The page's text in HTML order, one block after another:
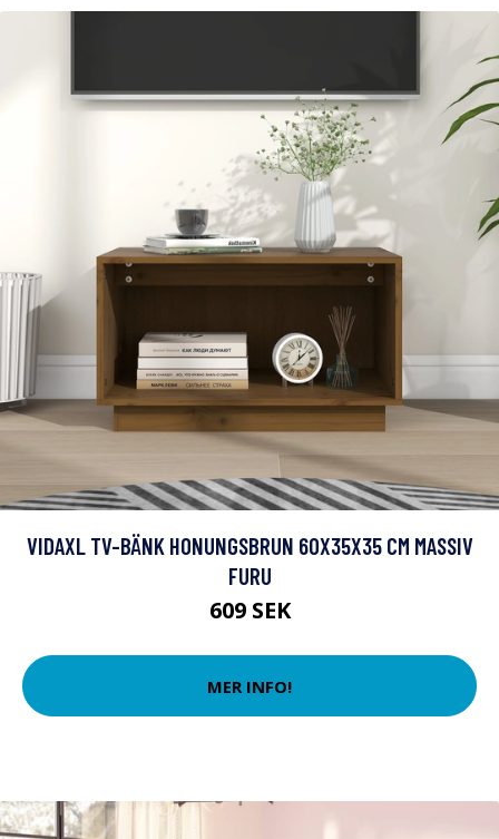
VIDAXL TV-BÄNK HONUNGSBRUN 60X35X35 CM MASSIV
FURU
609 SEK
MER INFO!